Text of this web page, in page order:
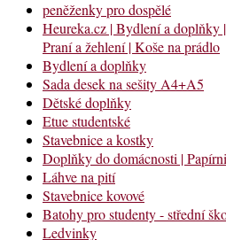
peněženky pro dospělé
Heureka.cz | Bydlení a doplňky
Praní a žehlení | Koše na prádlo
Bydlení a doplňky
Sada desek na sešity A4+A5
Dětské doplňky
Etue studentské
Stavebnice a kostky
Doplňky do domácnosti |
Láhve na pití
Stavebnice kovové
Batohy pro studenty - střední
Ledvinky